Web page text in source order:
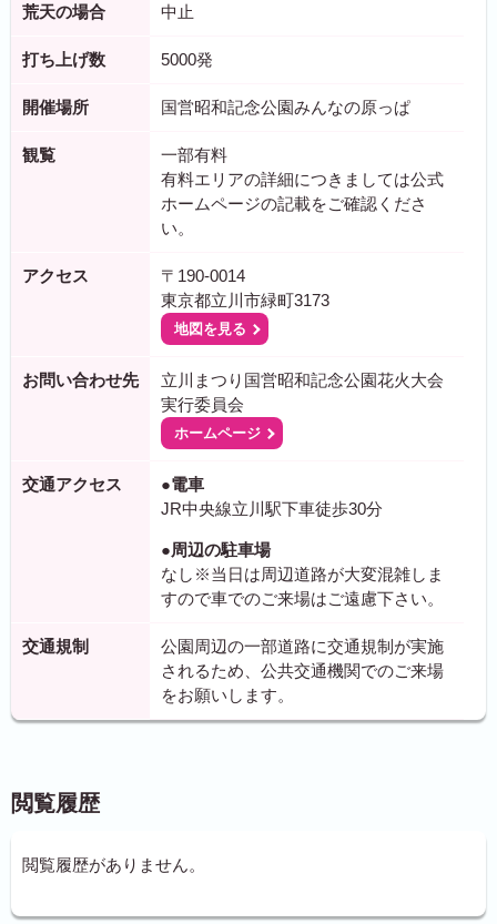
荒天の場合 中止
打ち上げ数 5000発
開催場所 国営昭和記念公園みんなの原っぱ
観覧
一部有料
有料エリアの詳細につきましては公式
ホームページの記載をご確認くださ
い。
アクセス
〒190-0014
東京都立川市緑町3173
地図を見る
お問い合わせ先
立川まつり国営昭和記念公園花火大会
実行委員会
ホームページ
交通アクセス
●電車
JR中央線立川駅下車徒歩30分
●周辺の駐車場
なし※当日は周辺道路が大変混雑しま
すので車でのご来場はご遠慮下さい。
交通規制
公園周辺の一部道路に交通規制が実施
されるため、公共交通機関でのご来場
をお願いします。
閲覧履歴
閲覧履歴がありません。